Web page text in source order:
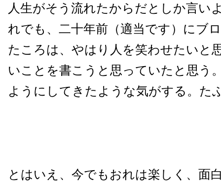
人生がそう流れたからだとしか言い
れでも、二十年前（適当です）にブ
たころは、やはり人を笑わせたいと
いことを書こうと思っていたと思う
ようにしてきたような気がする。た
とはいえ、今でもおれは楽しく、面